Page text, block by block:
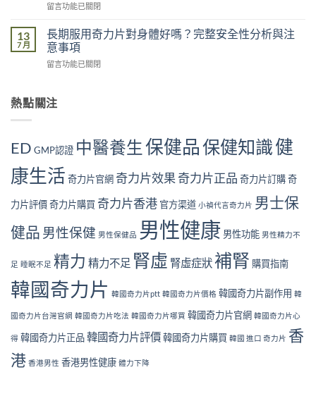
醫
學
角
面
解
五
原
因：
中
個？〉
常
腎
虛
症
狀
檢
｜
大
號
與
腎
法〉
在
力
片
回
購
的
證：
果
真
值
長
用
嗎？〉
中
留言功能已關閉
13
7 月
長期服用奇力片對身體好嗎？完整安全性分析與注
意事項
在
服
用
片
身
體
嗎？
整
性
析
注
事
中
留言功能已關閉
熱點關注
ED GMP認證 中醫養生保健品保健知識健
康生活 奇力片官網 奇力片效果 奇力片正品 奇力片訂購奇
力片評價奇力片購買 奇力片香港 官方渠道 小禎代言奇力片 男士保
健品 男性保健 男性保健品 男性健康 男性功能 男性精力不
足 睡眠不足 精力 精力不足 腎虛 腎虛症狀補腎 購買指南
韓國奇力片 韓國奇力片ptt 韓國奇力片價格 韓國奇力片副作用 韓
國奇力片台灣官網 韓國奇力片吃法 韓國奇力片哪買 韓國奇力片官網 韓國奇力片心
得 韓國奇力片正品韓國奇力片評價韓國奇力片購買 韓國 進口 奇力片 香
港 香港男性 香港男性健康 體力下降